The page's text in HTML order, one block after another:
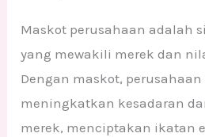
Maskot perusahaan adalah
yang mewakili merek dan
Dengan maskot,
meningkatkan kesadaran
merek, menciptakan ikatan